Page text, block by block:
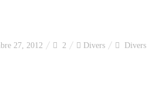
des recettes
27, 2012 2 Divers Divers